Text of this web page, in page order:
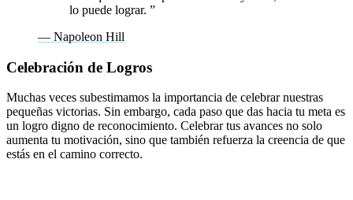
lo puede lograr. ”
— Napoleon Hill
Celebración de Logros
Muchas veces subestimamos la importancia de celebrar nuestras
pequeñas victorias. Sin embargo, cada paso que das hacia tu meta es
un logro digno de reconocimiento. Celebrar tus avances no solo
aumenta tu motivación, sino que también refuerza la creencia de que
estás en el camino correcto.